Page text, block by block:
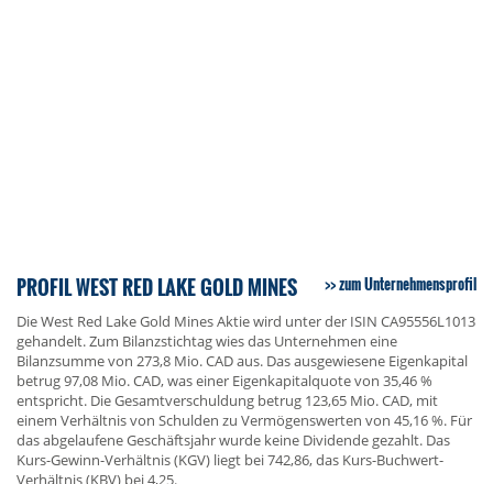
PROFIL WEST RED LAKE GOLD MINES zum Unternehmensprofil
Die West Red Lake Gold Mines Aktie wird unter der ISIN CA95556L1013
gehandelt. Zum Bilanzstichtag wies das Unternehmen eine
Bilanzsumme von 273,8 Mio. CAD aus. Das ausgewiesene Eigenkapital
betrug 97,08 Mio. CAD, was einer Eigenkapitalquote von 35,46 %
entspricht. Die Gesamtverschuldung betrug 123,65 Mio. CAD, mit
einem Verhältnis von Schulden zu Vermögenswerten von 45,16 %. Für
das abgelaufene Geschäftsjahr wurde keine Dividende gezahlt. Das
Kurs-Gewinn-Verhältnis (KGV) liegt bei 742,86, das Kurs-Buchwert-
Verhältnis (KBV) bei 4,25.